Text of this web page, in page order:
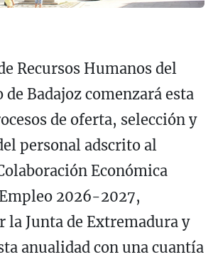
Recursos Humanos del
Badajoz comenzará esta
de oferta, selección y
personal adscrito al
Económica
2026-2027,
la Junta de Extremadura y
anualidad con una cuantía